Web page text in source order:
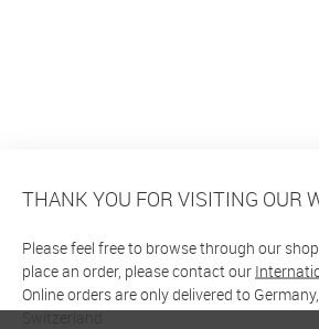
THANK YOU FOR VISITING OUR
Please feel free to browse through our
place an order, please contact our
Online orders are only delivered to
Switzerland